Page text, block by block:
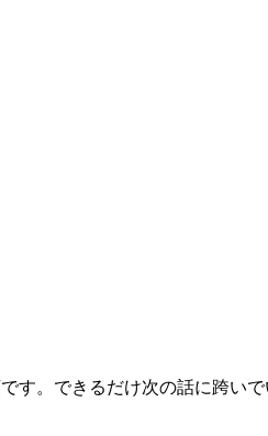
す。できるだけ次の話に跨い